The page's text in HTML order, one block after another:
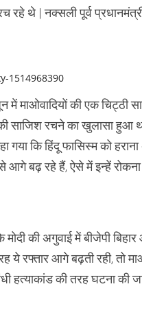
रहे थे | नक्सली पूर्व
माओवादियों की एक चिट्ठी
की साजिश रचने का खुलासा हुआ
गया कि हिंदू फासिस्म को
आगे बढ़ रहे हैं, ऐसे में इन्हें रोकना
मोदी की अगुवाई में बीजेपी
ये रफ्तार आगे बढ़ती रही, तो
हत्याकांड की तरह घटना की